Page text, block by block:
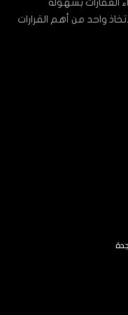
العقارات بسهولة
واحد من أهم القرارات